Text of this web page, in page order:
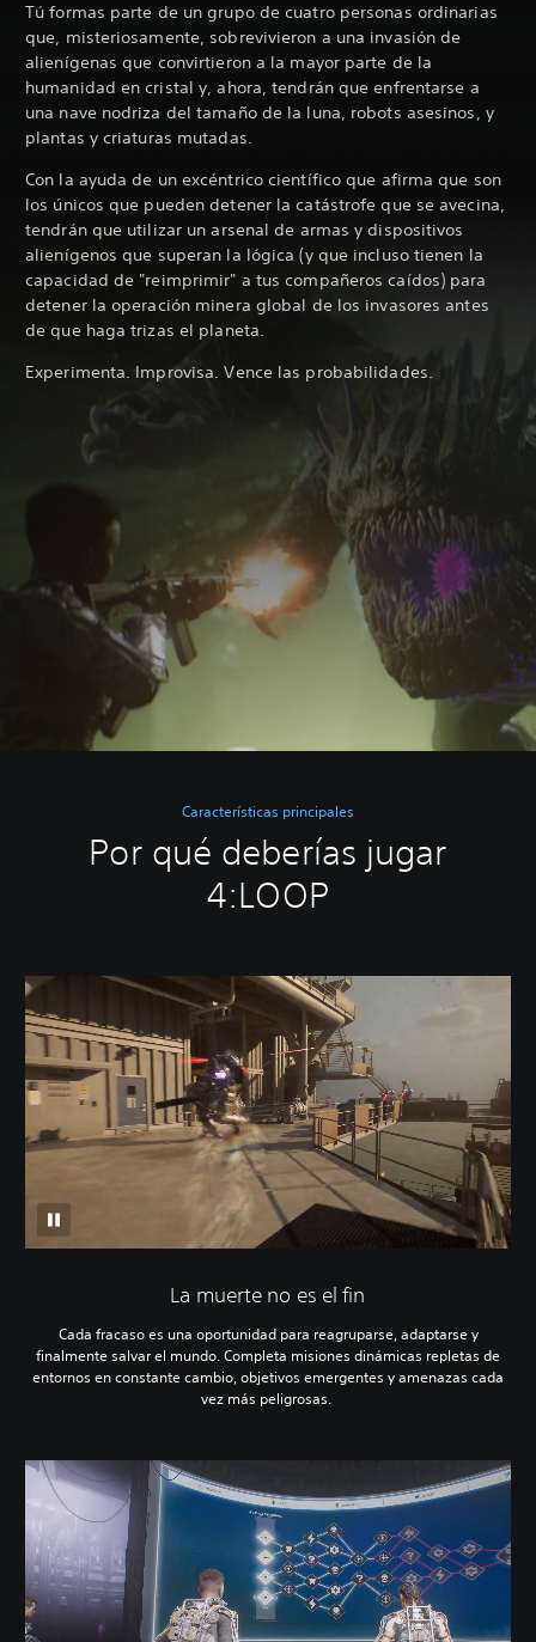
Tú formas parte de un grupo de cuatro personas ordinarias
que, misteriosamente, sobrevivieron a una invasión de
alienígenas que convirtieron a la mayor parte de la
humanidad en cristal y, ahora, tendrán que enfrentarse a
una nave nodriza del tamaño de la luna, robots asesinos, y
plantas y criaturas mutadas.
Con la ayuda de un excéntrico científico que afirma que son
los únicos que pueden detener la catástrofe que se avecina,
tendrán que utilizar un arsenal de armas y dispositivos
alienígenos que superan la lógica (y que incluso tienen la
capacidad de "reimprimir" a tus compañeros caídos) para
detener la operación minera global de los invasores antes
de que haga trizas el planeta.
Experimenta. Improvisa. Vence las probabilidades.
Características principales
Por qué deberías jugar
4:LOOP
La muerte no es el fin
Cada fracaso es una oportunidad para reagruparse, adaptarse y
finalmente salvar el mundo. Completa misiones dinámicas repletas de
entornos en constante cambio, objetivos emergentes y amenazas cada
vez más peligrosas.